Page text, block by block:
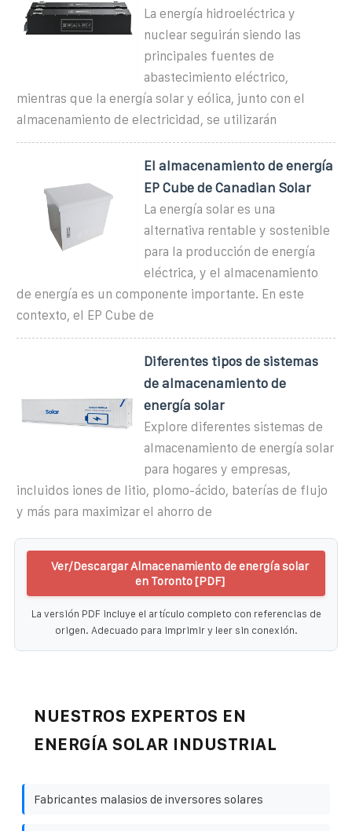
La energía hidroeléctrica y
nuclear seguirán siendo las
principales fuentes de
abastecimiento eléctrico,
mientras que la energía solar y eólica, junto con el
almacenamiento de electricidad, se utilizarán
El almacenamiento de energía
EP Cube de Canadian Solar
La energía solar es una
alternativa rentable y sostenible
para la producción de energía
eléctrica, y el almacenamiento
de energía es un componente importante. En este
contexto, el EP Cube de
Diferentes tipos de sistemas
de almacenamiento de
energía solar
Explore diferentes sistemas de
almacenamiento de energía solar
para hogares y empresas,
incluidos iones de litio, plomo-ácido, baterías de flujo
y más para maximizar el ahorro de
Ver/Descargar Almacenamiento de energía solar
en Toronto [PDF]
La versión PDF incluye el artículo completo con referencias de
origen. Adecuado para imprimir y leer sin conexión.
NUESTROS EXPERTOS EN
ENERGÍA SOLAR INDUSTRIAL
Fabricantes malasios de inversores solares